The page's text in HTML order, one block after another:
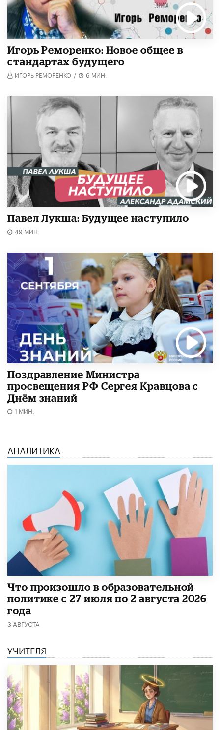
Игорь Реморенко: Новое общее в
стандартах будущего
ИГОРЬ РЕМОРЕНКО / 6 МИН.
Павел Лукша: Будущее наступило
49 МИН.
Поздравление Министра
просвещения РФ Сергея Кравцова с
Днём знаний
1 МИН.
АНАЛИТИКА
​Что произошло в образовательной
политике с 27 июля по 2 августа 2026
года
3 АВГУСТА
УЧИТЕЛЯ